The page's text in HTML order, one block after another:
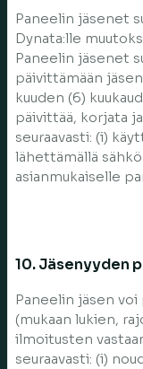
Paneelin jäsenet
Dynata:lle
Paneelin jäsenet
päivittämään
kuuden (6)
päivittää, korjata
seuraavasti: (i)
lähettämällä
asianmukaiselle
10. Jäsenyyden
Paneelin jäsen
(mukaan lukien,
ilmoitusten
seuraavasti: (i)